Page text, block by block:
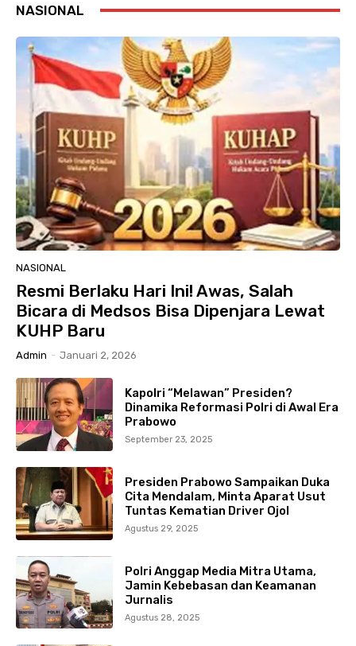
NASIONAL
NASIONAL
Resmi Berlaku Hari Ini! Awas, Salah
Bicara di Medsos Bisa Dipenjara Lewat
KUHP Baru
Admin - Januari 2, 2026
Kapolri “Melawan” Presiden?
Dinamika Reformasi Polri di Awal Era
Prabowo
September 23, 2025
Presiden Prabowo Sampaikan Duka
Cita Mendalam, Minta Aparat Usut
Tuntas Kematian Driver Ojol
Agustus 29, 2025
Polri Anggap Media Mitra Utama,
Jamin Kebebasan dan Keamanan
Jurnalis
Agustus 28, 2025